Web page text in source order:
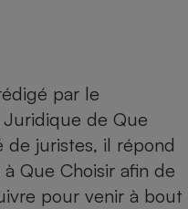
par le
Juridique de Que
de juristes, il répond
Que Choisir afin de
pour venir à bout